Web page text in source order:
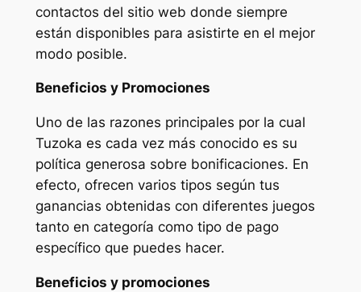
contactos del sitio web donde siempre
están disponibles para asistirte en el mejor
modo posible.
Beneficios y Promociones
Uno de las razones principales por la cual
Tuzoka es cada vez más conocido es su
política generosa sobre bonificaciones. En
efecto, ofrecen varios tipos según tus
ganancias obtenidas con diferentes juegos
tanto en categoría como tipo de pago
específico que puedes hacer.
Beneficios y promociones